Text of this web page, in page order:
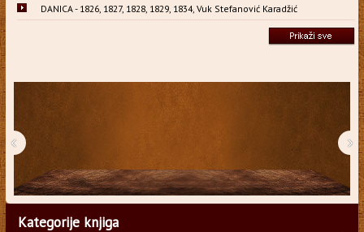
DANICA - 1826, 1827, 1828, 1829, 1834, Vuk Stefanović Karadžić
‹ ›
Kategorije knjiga